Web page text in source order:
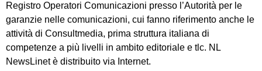
Registro Operatori Comunicazioni presso l’Autorità per le
garanzie nelle comunicazioni, cui fanno riferimento anche le
attività di Consultmedia, prima struttura italiana di
competenze a più livelli in ambito editoriale e tlc. NL
NewsLinet è distribuito via Internet.